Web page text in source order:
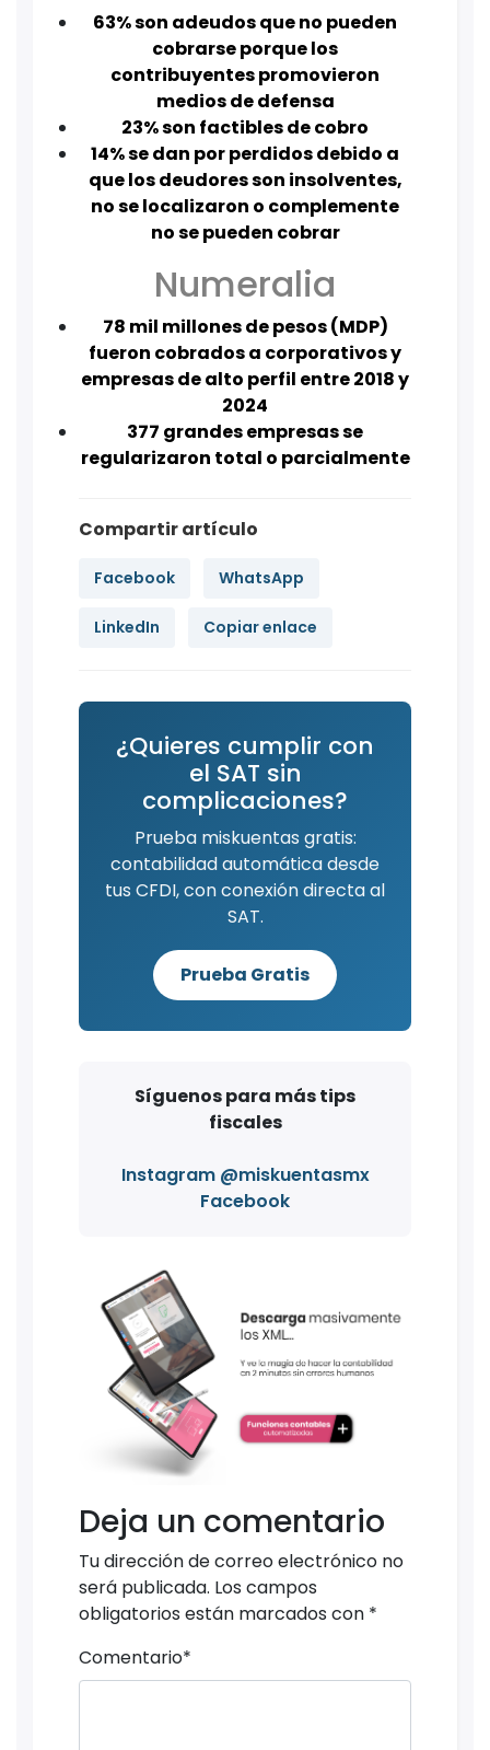
63% son adeudos que no pueden
cobrarse porque los
contribuyentes promovieron
medios de defensa
23% son factibles de cobro
14% se dan por perdidos debido a
que los deudores son insolventes,
no se localizaron o complemente
no se pueden cobrar
Numeralia
78 mil millones de pesos (MDP)
fueron cobrados a corporativos y
empresas de alto perfil entre 2018 y
2024
377 grandes empresas se
regularizaron total o parcialmente
Compartir artículo
Facebook WhatsApp
LinkedIn Copiar enlace
¿Quieres cumplir con
el SAT sin
complicaciones?
Prueba miskuentas gratis:
contabilidad automática desde
tus CFDI, con conexión directa al
SAT.
Prueba Gratis
Síguenos para más tips
fiscales
Instagram @miskuentasmx
Facebook
Deja un comentario
Tu dirección de correo electrónico no
será publicada. Los campos
obligatorios están marcados con *
Comentario*